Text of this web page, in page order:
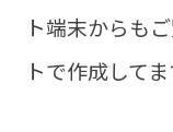
ト端末からも
トで作成してま